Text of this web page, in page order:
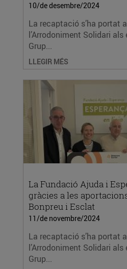
10/de desembre/2024
La recaptació s’ha portat
l’Arrodoniment Solidari
Grup...
LLEGIR MÉS
La Fundació Ajuda i
gràcies a les
Bonpreu i Esclat
11/de novembre/2024
La recaptació s’ha portat
l’Arrodoniment Solidari
Grup...